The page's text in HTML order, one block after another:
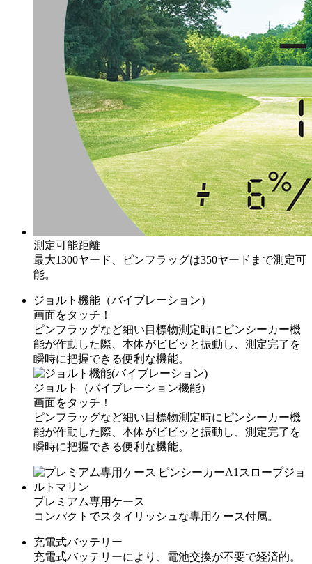
測定可能距離
最大1300ヤード、ピンフラッグは350ヤードまで測定可
能。
ジョルト機能（バイブレーション）
画面をタッチ！
ピンフラッグなど細い目標物測定時にピンシーカー機
能が作動した際、本体がビビッと振動し、測定完了を
瞬時に把握できる便利な機能。
ジョルト（バイブレーション機能）
画面をタッチ！
ピンフラッグなど細い目標物測定時にピンシーカー機
能が作動した際、本体がビビッと振動し、測定完了を
瞬時に把握できる便利な機能。
プレミアム専用ケース
コンパクトでスタイリッシュな専用ケース付属。
充電式バッテリー
充電式バッテリーにより、電池交換が不要で経済的。